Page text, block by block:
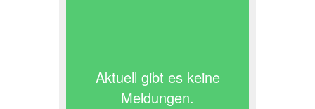
Aktuell gibt es keine
Meldungen.